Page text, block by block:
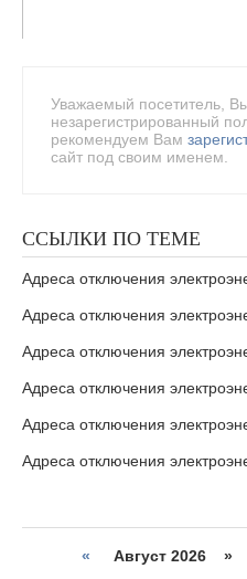
Уважаемый посетитель,
незарегистрированный
рекомендуем Вам
сайт под своим именем.
ССЫЛКИ ПО ТЕМЕ
Адреса отключения
Адреса отключения
Адреса отключения
Адреса отключения
Адреса отключения
Адреса отключения
« Август 2026 »